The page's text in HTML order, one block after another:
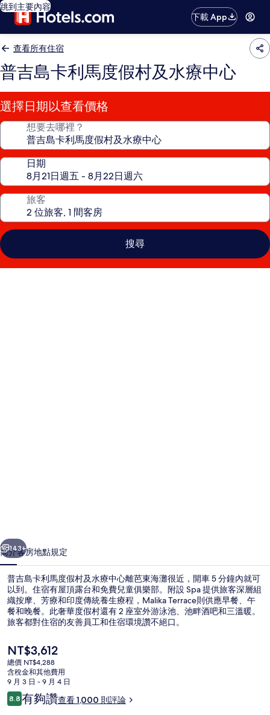
跳到主要內容
下載 App
查看所有住宿
普吉島卡利馬度假村及水療中心
選擇日期以查看價格
想要去哪裡？
日期
旅客
搜尋
假
村
及
水
療
中
心
的
相
個 下一個
143+
簡介客房地點規定
普吉島卡利馬度假村及水療中心離芭東海灘很近，開車 5 分鐘內就可
以到。住宿有屋頂露台和免費兒童俱樂部。附設 Spa 提供旅客深層組
織按摩、芳療和印度傳統養生療程，Malika Terrace則供應早餐、午
餐和晚餐。此奢華度假村還有 2 座室外游泳池、池畔酒吧和三溫暖。
旅客都對住宿的友善員工和住宿環境讚不絕口。
目
前
的
價
格
是
NT$3,612
總價 NT$4,288
含稅金和其他費用
9 月 3 日 - 9 月 4 日
評
論
8.88.8 分，滿分 10 分，
有夠讚查看 1,000 則評論